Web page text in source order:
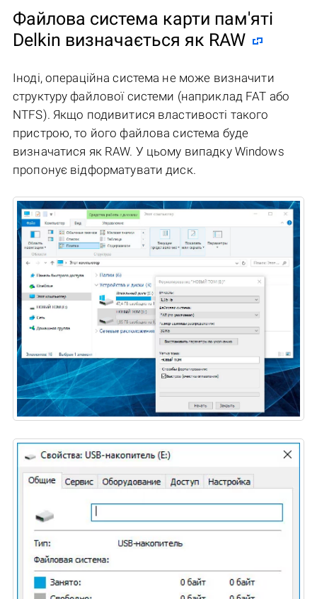
Файлова система карти пам'яті
Delkin визначається як RAW
Іноді, операційна система не може визначити
структуру файлової системи (наприклад FAT або
NTFS). Якщо подивитися властивості такого
пристрою, то його файлова система буде
визначатися як RAW. У цьому випадку Windows
пропонує відформатувати диск.